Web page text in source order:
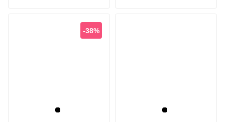
Черный
-38%
Черный